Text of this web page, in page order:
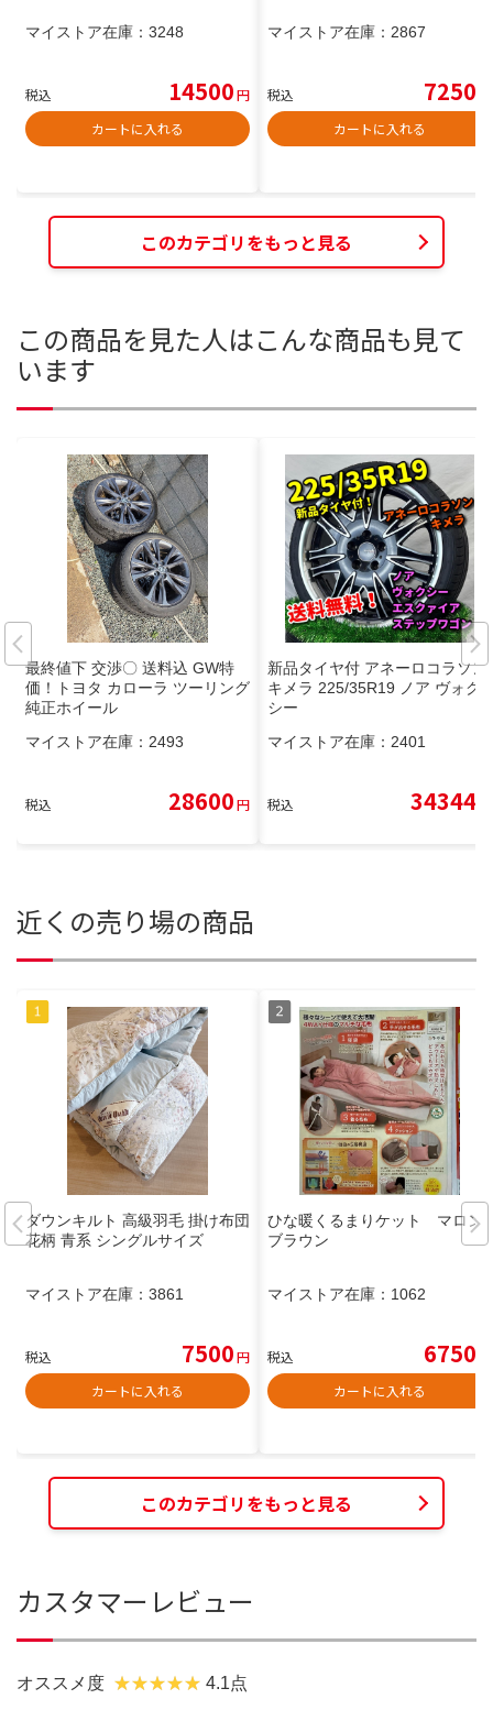
マイストア在庫： 3248
税込 14500円
カートに入れる
マイストア在庫： 2867
税込 7250
カートに入れる
このカテゴリをもっと見る
この商品を見た人はこんな商品も見て
います
最終値下 交渉〇 送料込 GW特
価！トヨタ カローラ ツーリング
純正ホイール
マイストア在庫： 2493
税込 28600円
新品タイヤ付 アネーロコラソン
キメラ 225/35R19 ノア ヴォク
シー
マイストア在庫： 2401
税込 34344
近くの売り場の商品
ダウンキルト 高級羽毛 掛け布団
花柄 青系 シングルサイズ
マイストア在庫： 3861
税込 7500円
カートに入れる
ひな暖くるまりケット マロン
ブラウン
マイストア在庫： 1062
税込 6750
カートに入れる
このカテゴリをもっと見る
カスタマーレビュー
オススメ度 4.1点